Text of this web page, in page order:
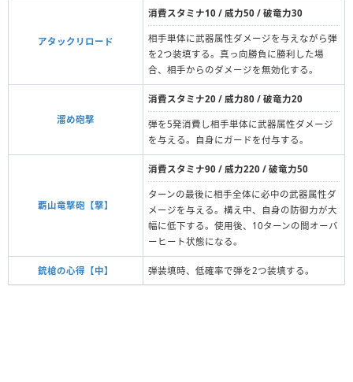
アタックリロード
消費スタミナ10 / 威力50 / 破竜力30
相手単体に武器属性ダメージを与えながら弾
を2つ装填する。真っ向勝負に勝利した場
合、相手からのダメージを無効化する。
溜め砲撃
消費スタミナ20 / 威力80 / 破竜力20
弾を5発消費し相手単体に武器属性ダメージ
を与える。自身にガードを付与する。
覇山竜撃砲【撃】
消費スタミナ90 / 威力220 / 破竜力50
ターンの最後に相手全体に必中の武器属性ダ
メージを与える。構え中、自身の防御力が大
幅に低下する。使用後、10ターンの間オーバ
ーヒート状態になる。
銃槍の心得【中】 弾装填時、低確率で弾を2つ装填する。